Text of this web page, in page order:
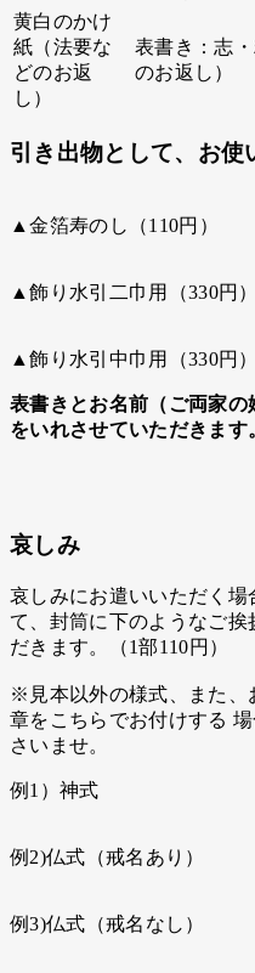
黄白のかけ
紙（法要な
どのお返
し）
表書き：志
のお返し）
引き出物として、お使
▲金箔寿のし（110円）
▲飾り水引二巾用（330円）
▲飾り水引中巾用（330円）
表書きとお名前（ご両家の
をいれさせていただきます
哀しみ
哀しみにお遣いいただく
て、封筒に下のようなご
だきます。（1部110円）
※見本以外の様式、また、
章をこちらでお付けする
さいませ。
例1）神式
例2)仏式（戒名あり）
例3)仏式（戒名なし）